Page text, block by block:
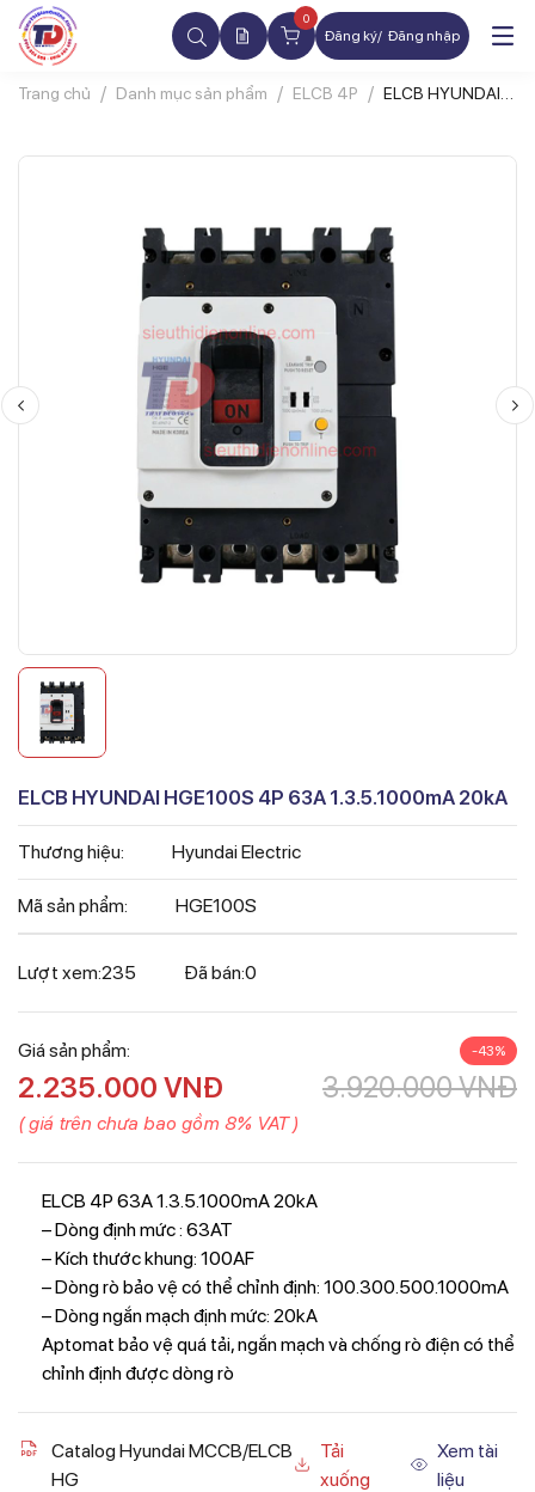
0
Đăng ký Đăng nhập
Trang chủ Danh mục sản phẩm ELCB 4P
ELCB HYUNDAI
ELCB HYUNDAI HGE100S 4P 63A 1.3.5.1000mA 20kA
Thương hiệu: Hyundai Electric
Mã sản phẩm: HGE100S
Lượt xem:235 Đã bán:0
Giá sản phẩm: -43%
3.920.000VNĐ
2.235.000 VNĐ
( giá trên chưa bao gồm 8% VAT )
ELCB 4P 63A 1.3.5.1000mA 20kA
– Dòng định mức : 63AT
– Kích thước khung: 100AF
– Dòng rò bảo vệ có thể chỉnh định: 100.300.500.1000mA
– Dòng ngắn mạch định mức: 20kA
Aptomat bảo vệ quá tải, ngắn mạch và chống rò điện có thể
chỉnh định được dòng rò
Catalog Hyundai MCCB/ELCB
HG
Tải
xuống
Xem tài
liệu